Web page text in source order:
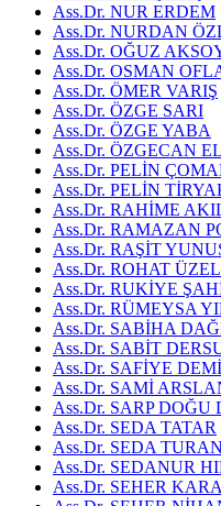
Ass.Dr. NUR ERDEM
Ass.Dr. NURDAN
Ass.Dr. OĞUZ
Ass.Dr. OSMAN
Ass.Dr. ÖMER VARIŞ
Ass.Dr. ÖZGE SARI
Ass.Dr. ÖZGE YABA
Ass.Dr. ÖZGECAN
Ass.Dr. PELİN
Ass.Dr. PELİN
Ass.Dr. RAHİME
Ass.Dr. RAMAZAN
Ass.Dr. RAŞİT
Ass.Dr. ROHAT ÜZEL
Ass.Dr. RUKİYE
Ass.Dr. RÜMEYSA
Ass.Dr. SABİHA
Ass.Dr. SABİT
Ass.Dr. SAFİYE
Ass.Dr. SAMİ
Ass.Dr. SARP DOĞU
Ass.Dr. SEDA TATAR
Ass.Dr. SEDA
Ass.Dr. SEDANUR
Ass.Dr. SEHER